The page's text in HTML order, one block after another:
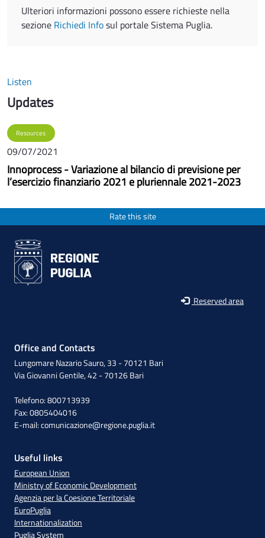
Ulteriori informazioni possono essere richieste nella
sezione Richiedi Infosul portale Sistema Puglia.
Listen
Updates
Resources
09/07/2021
Innoprocess - Variazione al bilancio di previsione per
l’esercizio finanziario 2021 e pluriennale 2021-2023
Rate this site
Reserved area
Office and Contacts
Lungomare Nazario Sauro, 33 - 70121 Bari
Via Giovanni Gentile, 42 - 70126 Bari
Telefono: 800713939
Fax: 0805404016
E-mail:comunicazione@regione.puglia.it
Useful links
European Union
Ministry of Economic Development
Agenzia per la Coesione Territoriale
EuroPuglia
Internationalization
Puglia System